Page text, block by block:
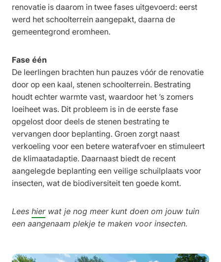
renovatie is daarom in twee fases uitgevoerd: eerst
werd het schoolterrein aangepakt, daarna de
gemeentegrond eromheen.
Fase één
De leerlingen brachten hun pauzes vóór de renovatie
door op een kaal, stenen schoolterrein. Bestrating
houdt echter warmte vast, waardoor het ’s zomers
loeiheet was. Dit probleem is in de eerste fase
opgelost door deels de stenen bestrating te
vervangen door beplanting. Groen zorgt naast
verkoeling voor een betere waterafvoer en stimuleert
de klimaatadaptie. Daarnaast biedt de recent
aangelegde beplanting een veilige schuilplaats voor
insecten, wat de biodiversiteit ten goede komt.
Lees hierwat je nog meer kunt doen om jouw tuin
een aangenaam plekje te maken voor insecten.